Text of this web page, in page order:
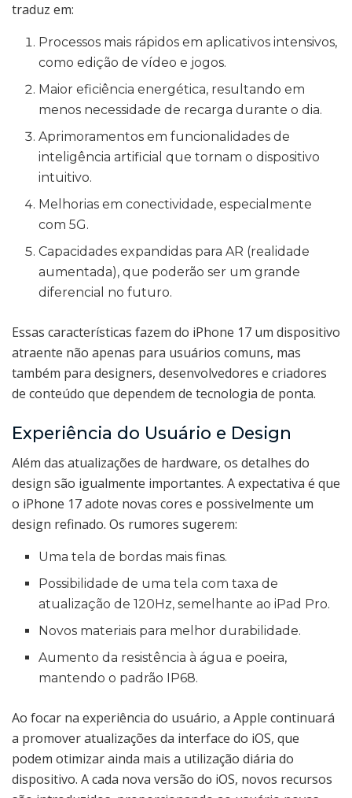
traduz em:
Processos mais rápidos em aplicativos intensivos,
como edição de vídeo e jogos.
Maior eficiência energética, resultando em
menos necessidade de recarga durante o dia.
Aprimoramentos em funcionalidades de
inteligência artificial que tornam o dispositivo
intuitivo.
Melhorias em conectividade, especialmente
com 5G.
Capacidades expandidas para AR (realidade
aumentada), que poderão ser um grande
diferencial no futuro.
Essas características fazem do iPhone 17 um dispositivo
atraente não apenas para usuários comuns, mas
também para designers, desenvolvedores e criadores
de conteúdo que dependem de tecnologia de ponta.
Experiência do Usuário e Design
Além das atualizações de hardware, os detalhes do
design são igualmente importantes. A expectativa é que
o iPhone 17 adote novas cores e possivelmente um
design refinado. Os rumores sugerem:
Uma tela de bordas mais finas.
Possibilidade de uma tela com taxa de
atualização de 120Hz, semelhante ao iPad Pro.
Novos materiais para melhor durabilidade.
Aumento da resistência à água e poeira,
mantendo o padrão IP68.
Ao focar na experiência do usuário, a Apple continuará
a promover atualizações da interface do iOS, que
podem otimizar ainda mais a utilização diária do
dispositivo. A cada nova versão do iOS, novos recursos